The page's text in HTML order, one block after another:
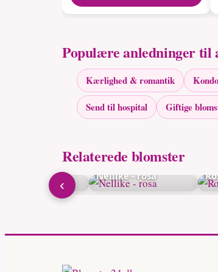
Populære anledninger til
Kærlighed & romantik
Send til hospital Giftige
Relaterede blomster
Nellike - rosa
‹